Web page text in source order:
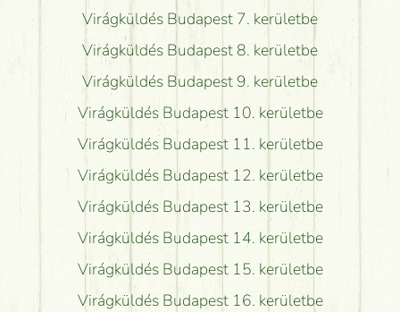
Virágküldés Budapest 7. kerületbe
Virágküldés Budapest 8. kerületbe
Virágküldés Budapest 9. kerületbe
Virágküldés Budapest 10. kerületbe
Virágküldés Budapest 11. kerületbe
Virágküldés Budapest 12. kerületbe
Virágküldés Budapest 13. kerületbe
Virágküldés Budapest 14. kerületbe
Virágküldés Budapest 15. kerületbe
Virágküldés Budapest 16. kerületbe